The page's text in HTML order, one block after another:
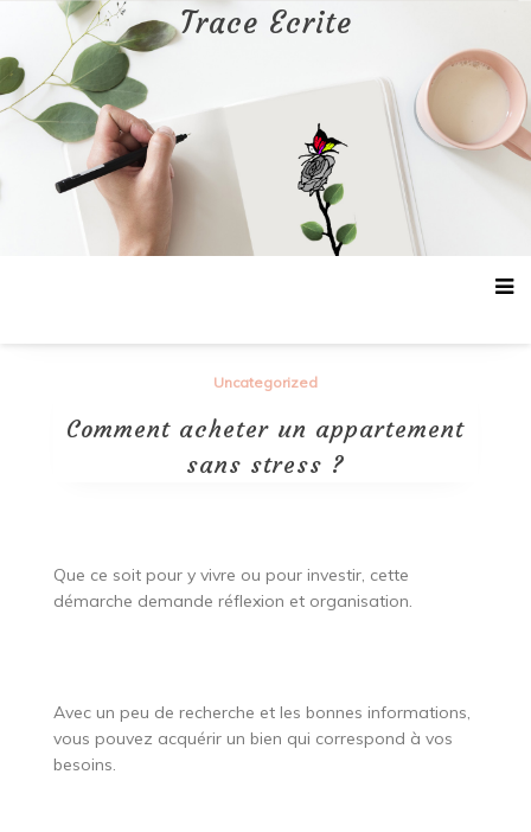
contenu
Trace Ecrite
Uncategorized
Comment acheter un appartement
sans stress ?
Que ce soit pour y vivre ou pour investir, cette
démarche demande réflexion et organisation.
Avec un peu de recherche et les bonnes informations,
vous pouvez acquérir un bien qui correspond à vos
besoins.